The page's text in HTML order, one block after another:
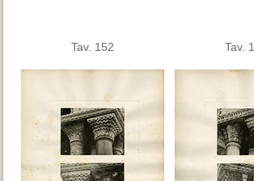
Tav. 152 Tav.